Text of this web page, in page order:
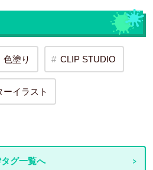
色塗り CLIP STUDIO
ーイラスト
グ一覧へ